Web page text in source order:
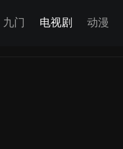
九门 电视剧 动漫